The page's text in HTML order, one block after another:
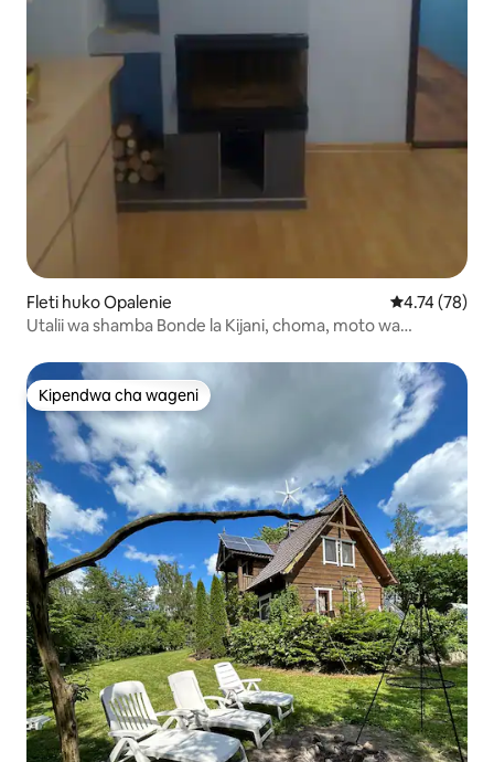
Fleti huko Opalenie Ukadiriaji wa
4.74 (78)
Utalii wa shamba Bonde la Kijani, choma, moto wa
Kipendwa cha wageni
Kipendwa cha wageni